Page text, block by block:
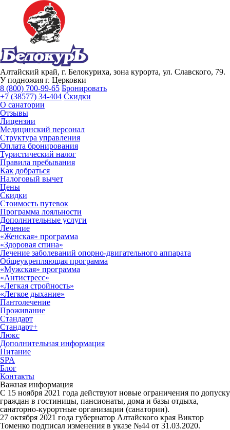
Алтайский край, г. Белокуриха, зона курорта, ул. Славского, 79.
У подножия г. Церковки
8 (800) 700-99-65 Бронировать
+7 (38577) 34-404 Скидки
О санатории
Отзывы
Лицензии
Медицинский персонал
Структура управления
Оплата бронирования
Туристический налог
Правила пребывания
Как добраться
Налоговый вычет
Цены
Скидки
Стоимость путевок
Программа лояльности
Дополнительные услуги
Лечение
«Женская» программа
«Здоровая спина»
Лечение заболеваний опорно-двигательного аппарата
Общеукрепляющая программа
«Мужская» программа
«Антистресс»
«Легкая стройность»
«Легкое дыхание»
Пантолечение
Проживание
Стандарт
Стандарт+
Люкс
Дополнительная информация
Питание
SPA
Блог
Контакты
Важная информация
С 15 ноября 2021 года действуют новые ограничения по допуску
граждан в гостиницы, пансионаты, дома и базы отдыха,
санаторно-курортные организации (санатории).
27 октября 2021 года губернатор Алтайского края Виктор
Томенко подписал изменения в указе №44 от 31.03.2020.